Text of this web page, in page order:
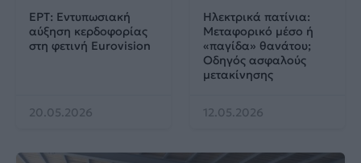
ΕΡΤ: Εντυπωσιακή
αύξηση κερδοφορίας
στη φετινή Eurovision
20.05.2026
Ηλεκτρικά πατίνια:
Μεταφορικό μέσο ή
«παγίδα» θανάτου;
Οδηγός ασφαλούς
μετακίνησης
12.05.2026